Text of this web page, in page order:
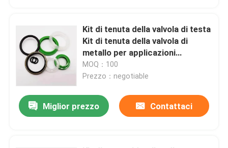
Kit di tenuta della valvola di testa
Kit di tenuta della valvola di
metallo per applicazioni
industriali
MOQ：100
Prezzo：negotiable
Miglior prezzo Contattaci